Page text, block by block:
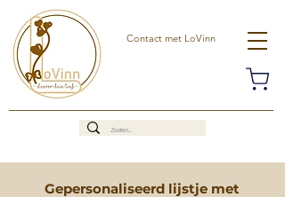
Contact met LoVinn
Gepersonaliseerd lijstje met